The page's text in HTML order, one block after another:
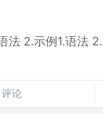
法 2.示例1.语法
评论